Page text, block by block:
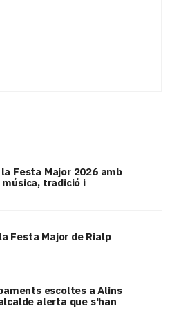
Festa Major 2026 amb
tradició i
Festa Major de Rialp
escoltes a Alins
alerta que s'han